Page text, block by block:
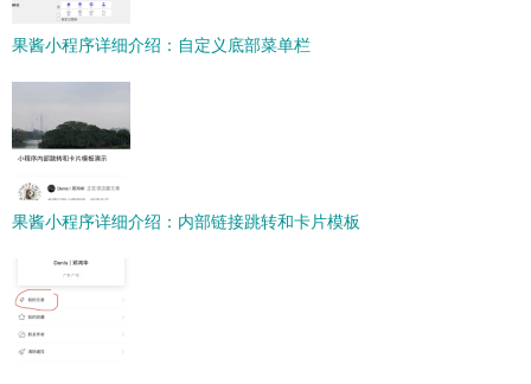
果酱小程序详细介绍：自定义底部菜单栏
果酱小程序详细介绍：内部链接跳转和卡片模板